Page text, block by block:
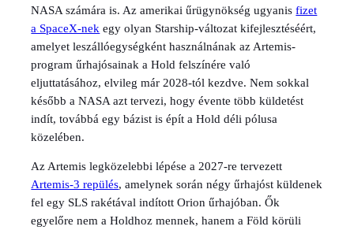
NASA számára is. Az amerikai űrügynökség ugyanisfizet
a SpaceX-nek egy olyan Starship-változat kifejlesztéséért,
amelyet leszállóegységként használnának az Artemis-
program űrhajósainak a Hold felszínére való
eljuttatásához, elvileg már 2028-tól kezdve. Nem sokkal
később a NASA azt tervezi, hogy évente több küldetést
indít, továbbá egy bázist is épít a Hold déli pólusa
közelében.
Az Artemis legközelebbi lépése a 2027-re tervezett
Artemis-3 repülés, amelynek során négy űrhajóst küldenek
fel egy SLS rakétával indított Orion űrhajóban. Ők
egyelőre nem a Holdhoz mennek, hanem a Föld körüli